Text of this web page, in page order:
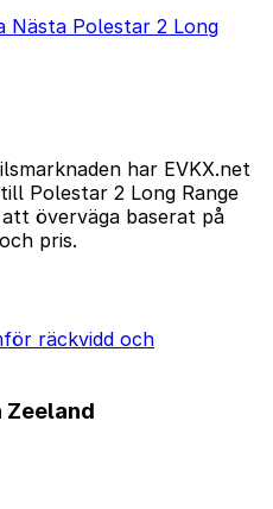
Nästa Polestar 2 Long
har EVKX.net
Polestar 2 Long Range
överväga baserat på
pris.
räckvidd och
Zeeland